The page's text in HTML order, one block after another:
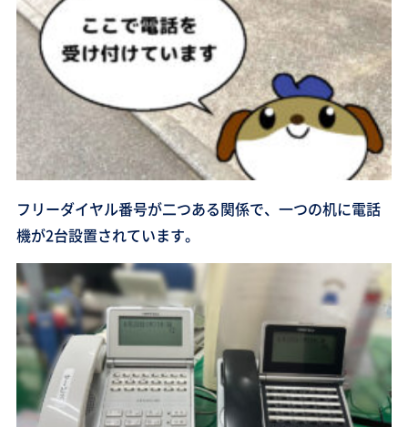
フリーダイヤル番号が二つある関係で、一つの机に電話
機が2台設置されています。